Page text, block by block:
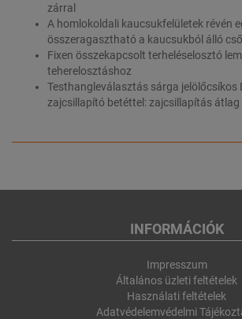
zárral
A homlokoldali kaucsukfelületek révén
összeragasztható a kaucsukból álló
Fixen összekapcsolt terheléselosztó
teherelosztáshoz
Testhangleválasztás sárga jelölőcsíkos
zajcsillapító betéttel: zajcsillapítás átlag
INFORMÁCIÓK
Impresszum
Általános üzleti feltételek
Használati feltételek
Adatvédelemvédelmi